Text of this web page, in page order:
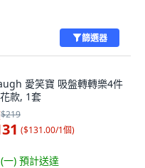
篩選器
愛笑寶 吸盤轉轉樂4件
款, 1套
$219
($131.00/1個)
一) 預計送達